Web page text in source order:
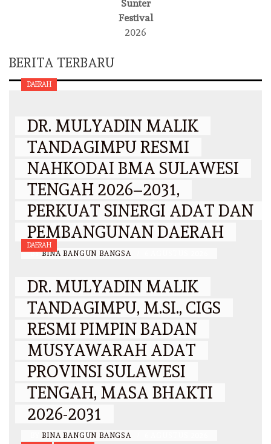
Sunter
Festival
2026
BERITA TERBARU
DAERAH
DR. MULYADIN MALIK
TANDAGIMPU RESMI
NAHKODAI BMA SULAWESI
TENGAH 2026–2031,
PERKUAT SINERGI ADAT DAN
PEMBANGUNAN DAERAH
BY BINA BANGUN BANGSA
DAERAH
DR. MULYADIN MALIK
TANDAGIMPU, M.SI., CIGS
RESMI PIMPIN BADAN
MUSYAWARAH ADAT
PROVINSI SULAWESI
TENGAH, MASA BHAKTI
2026-2031
BINA BANGUN BANGSA